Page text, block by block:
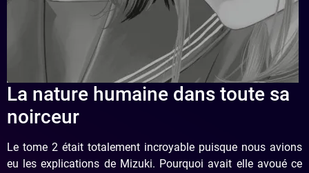
La nature humaine dans toute sa
noirceur
Le tome 2 était totalement incroyable puisque nous avions
eu les explications de Mizuki. Pourquoi avait elle avoué ce